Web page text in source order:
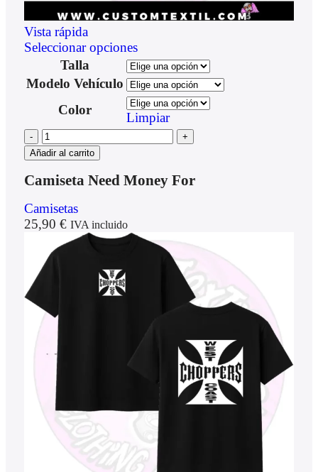
Vista rápida
Seleccionar opciones
Talla
Modelo Vehículo
Color
Limpiar
Añadir al carrito
Camiseta Need Money For
Camisetas
25,90 € IVA incluido